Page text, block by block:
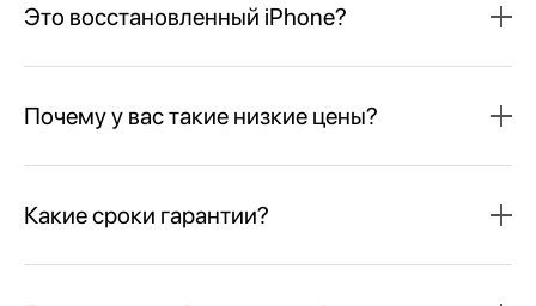
Это восстановленный iPhone?
Почему у вас такие низкие цены?
Какие сроки гарантии?